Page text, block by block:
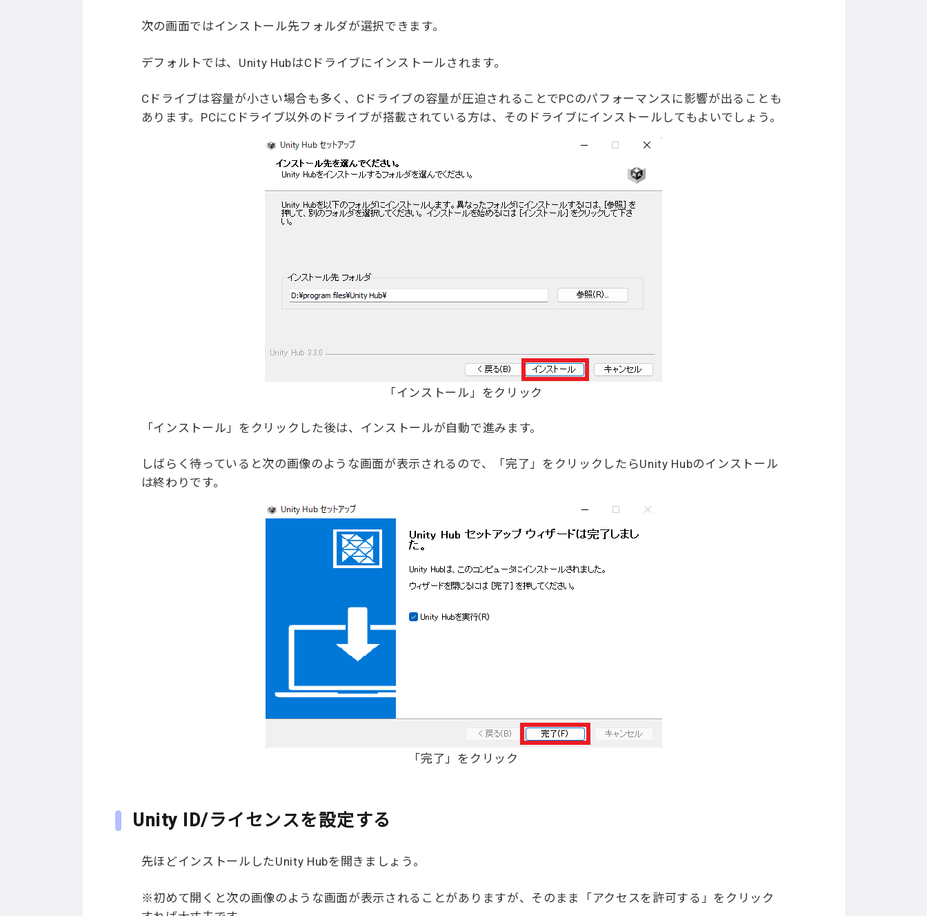
次の画面ではインストール先フォルダが選択できます。
デフォルトでは、Unity HubはCドライブにインストールされます。
Cドライブは容量が小さい場合も多く、Cドライブの容量が圧迫されることでPCのパフォーマンスに影響が出ることも
あります。PCにCドライブ以外のドライブが搭載されている方は、そのドライブにインストールしてもよいでしょう。
「インストール」をクリック
「インストール」をクリックした後は、インストールが自動で進みます。
しばらく待っていると次の画像のような画面が表示されるので、「完了」をクリックしたらUnity Hubのインストール
は終わりです。
「完了」をクリック
Unity ID/ライセンスを設定する
先ほどインストールしたUnity Hubを開きましょう。
※初めて開くと次の画像のような画面が表示されることがありますが、そのまま「アクセスを許可する」をクリック